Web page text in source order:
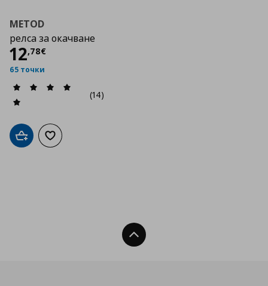
METOD
релса за окачване
12,78€
Цена
65 точки
(14)
Добави в кошницата
Добави към списъка с любими
Нагоре